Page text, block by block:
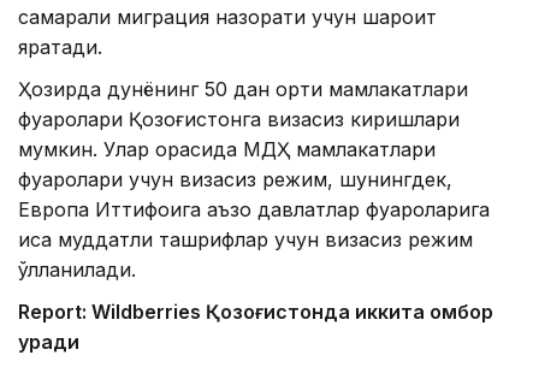
самарали миграция назорати учун шароит
яратади.
Ҳозирда дунёнинг 50 дан ортиқ мамлакатлари
фуқаролари Қозоғистонга визасиз киришлари
мумкин. Улар орасида МДҲ мамлакатлари
фуқаролари учун визасиз режим, шунингдек,
Европа Иттифоқига аъзо давлатлар фуқароларига
қисқа муддатли ташрифлар учун визасиз режим
қўлланилади.
Report: Wildberries Қозоғистонда иккита омбор
қуради